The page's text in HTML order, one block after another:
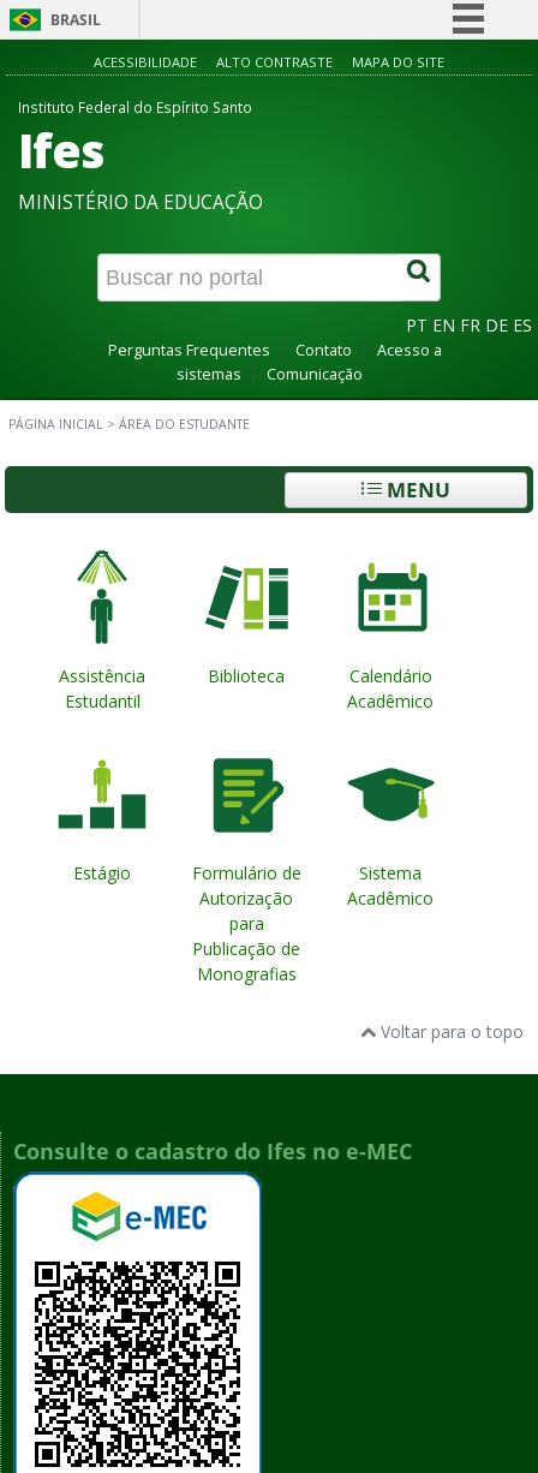
BRASIL
Simplifique!
Canais
ACESSIBILIDADE ALTO CONTRASTE MAPA DO SITE
Instituto Federal do Espírito Santo
Ifes
MINISTÉRIO DA EDUCAÇÃO
PT EN FR DE ES
Perguntas Frequentes Contato
Acesso a
sistemas
Comunicação
PÁGINA INICIAL > ÁREA DO ESTUDANTE
MENU
Assistência
Estudantil
Biblioteca
Calendário
Acadêmico
Estágio
Formulário de
Autorização
para
Publicação de
Monografias
Sistema
Acadêmico
Voltar para o topo
Consulte o cadastro do Ifes no e-MEC